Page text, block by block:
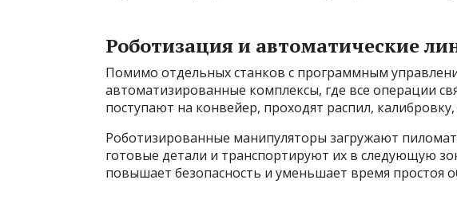
Роботизация и автоматические
Помимо отдельных станков с программным
автоматизированные комплексы, где все операции
поступают на конвейер, проходят распил,
Роботизированные манипуляторы загружают
готовые детали и транспортируют их в следующую
повышает безопасность и уменьшает время простоя